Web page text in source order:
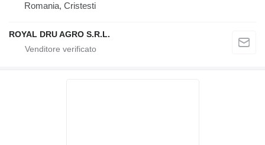
Romania, Cristesti
ROYAL DRU AGRO S.R.L.